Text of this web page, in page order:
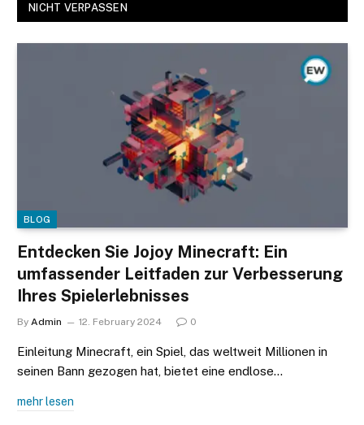
NICHT VERPASSEN
BLOG
Entdecken Sie Jojoy Minecraft: Ein
umfassender Leitfaden zur Verbesserung
Ihres Spielerlebnisses
By Admin 12. February 2024 0
Einleitung Minecraft, ein Spiel, das weltweit Millionen in
seinen Bann gezogen hat, bietet eine endlose…
mehr lesen